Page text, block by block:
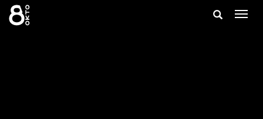
Zum
Inhalt
springen
Suche